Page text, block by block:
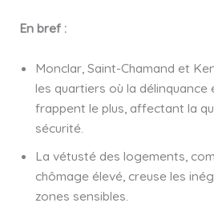
En bref :
Monclar, Saint-Chamand et
les quartiers où la délinquance
frappent le plus, affectant la
sécurité.
La vétusté des logements,
chômage élevé, creuse les
zones sensibles.